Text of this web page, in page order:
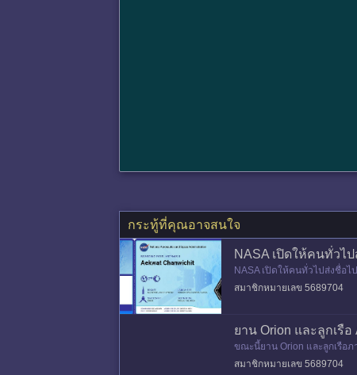
กระทู้ที่คุณอาจสนใจ
NASA เปิดให้คนทั่วไ
NASA เปิดให้คนทั่วไปส่งชื่อ
ในภารกิจ Artemis 2 ภาพ
สมาชิกหมายเลข 5689704
ยาน Orion และลูกเรื
ขณะนี้ยาน Orion และลูกเรือภ
roid 3 เขียนโค้ดขึ้นมา โดยดึง
สมาชิกหมายเลข 5689704